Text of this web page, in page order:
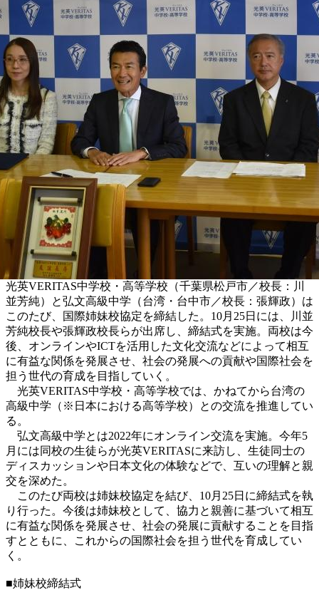
光英VERITAS中学校・高等学校（千葉県松戸市／校長：川
並芳純）と弘文高級中学（台湾・台中市／校長：張輝政）は
このたび、国際姉妹校協定を締結した。10月25日には、川並
芳純校長や張輝政校長らが出席し、締結式を実施。両校は今
後、オンラインやICTを活用した文化交流などによって相互
に有益な関係を発展させ、社会の発展への貢献や国際社会を
担う世代の育成を目指していく。
光英VERITAS中学校・高等学校では、かねてから台湾の
高級中学（※日本における高等学校）との交流を推進してい
る。
弘文高級中学とは2022年にオンライン交流を実施。今年5
月には同校の生徒らが光英VERITASに来訪し、生徒同士の
ディスカッションや日本文化の体験などで、互いの理解と親
交を深めた。
このたび両校は姉妹校協定を結び、10月25日に締結式を執
り行った。今後は姉妹校として、協力と親善に基づいて相互
に有益な関係を発展させ、社会の発展に貢献することを目指
すとともに、これからの国際社会を担う世代を育成してい
く。
■姉妹校締結式